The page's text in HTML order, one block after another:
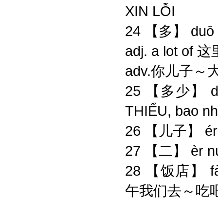
XIN LỖI
24 【多】
adj. a lot of 这
adv.你儿子～
25 【多少】
THIỂU, bao
26 【儿子】
27 【二】 èr
28 【饭店】
午我们去～吃